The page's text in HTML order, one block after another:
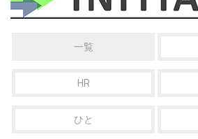
一覧
HR
ひと